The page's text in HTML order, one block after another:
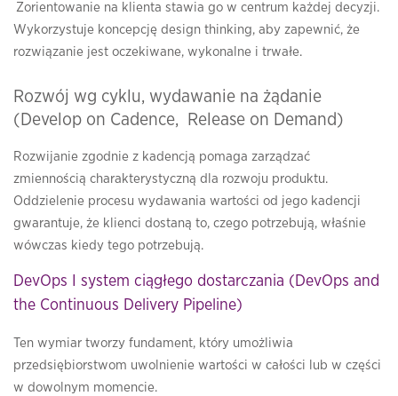
Zorientowanie na klienta stawia go w centrum każdej decyzji.
Wykorzystuje koncepcję design thinking, aby zapewnić, że
rozwiązanie jest oczekiwane, wykonalne i trwałe.
Rozwój wg cyklu, wydawanie na żądanie
(Develop on Cadence, Release on Demand)
Rozwijanie zgodnie z kadencją pomaga zarządzać
zmiennością charakterystyczną dla rozwoju produktu.
Oddzielenie procesu wydawania wartości od jego kadencji
gwarantuje, że klienci dostaną to, czego potrzebują, właśnie
wówczas kiedy tego potrzebują.
DevOps I system ciągłego dostarczania (DevOps and
the Continuous Delivery Pipeline)
Ten wymiar tworzy fundament, który umożliwia
przedsiębiorstwom uwolnienie wartości w całości lub w części
w dowolnym momencie.